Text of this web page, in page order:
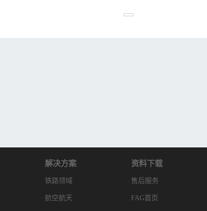
解决方案
铁路领域
航空航天
资料下载
售后服务
FAG首页